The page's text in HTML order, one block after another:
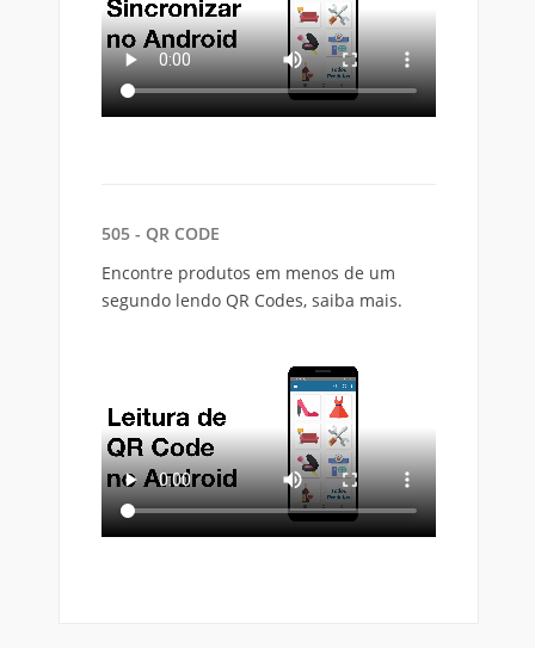
505 - QR CODE
Encontre produtos em menos de um
segundo lendo QR Codes, saiba mais.